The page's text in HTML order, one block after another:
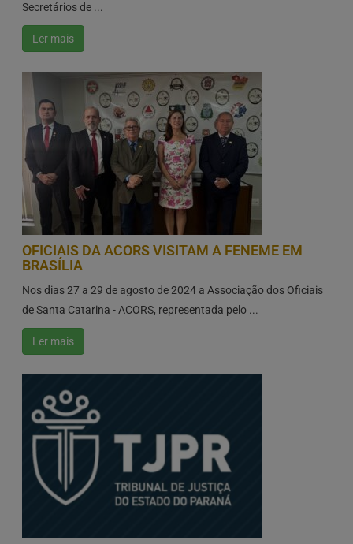
Secretários de ...
Ler mais
OFICIAIS DA ACORS VISITAM A FENEME EM
BRASÍLIA
Nos dias 27 a 29 de agosto de 2024 a Associação dos Oficiais
de Santa Catarina - ACORS, representada pelo ...
Ler mais